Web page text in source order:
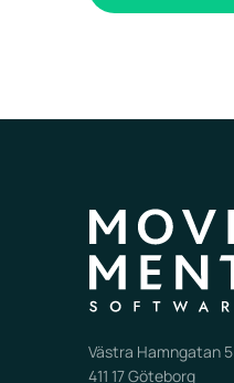
Västra Hamngatan 5
411 17 Göteborg